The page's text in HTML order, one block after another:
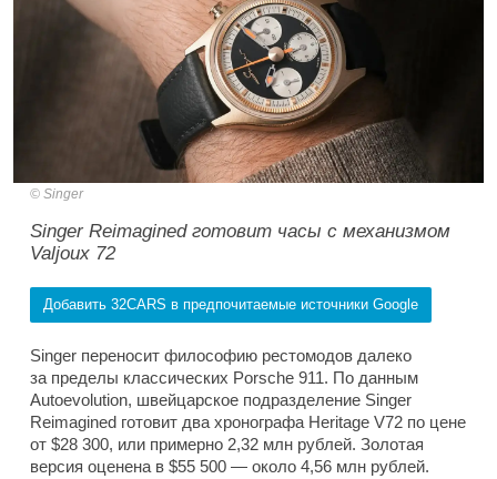
Singer
Singer Reimagined готовит часы с механизмом
Valjoux 72
Добавить 32CARS в предпочитаемые источники Google
Singer переносит философию рестомодов далеко
за пределы классических Porsche 911. По данным
Autoevolution, швейцарское подразделение Singer
Reimagined готовит два хронографа Heritage V72 по цене
от $28 300, или примерно 2,32 млн рублей. Золотая
версия оценена в $55 500 — около 4,56 млн рублей.